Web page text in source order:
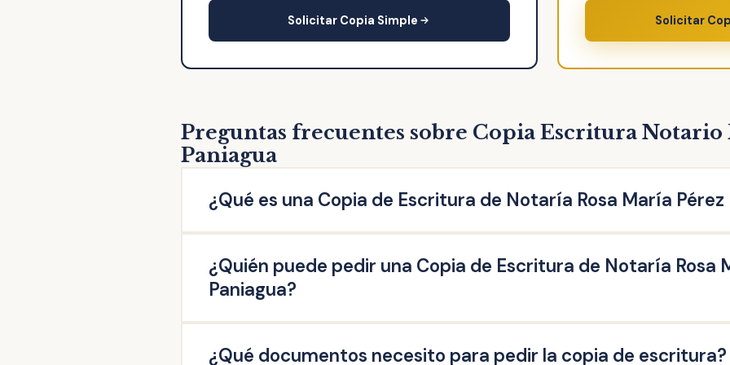
Solicitar Copia Simple Solicitar
Preguntas frecuentes sobre Copia Escritura Notario
Paniagua
¿Qué es una Copia de Escritura de Notaría Rosa María Pérez
escritura original otorgada ante el Notario. Puedes solicitar la copia de escritura de
firmado en esta Notaría: escritura de compraventa, de hipoteca, testamento,
¿Quién puede pedir una Copia de Escritura de Notaría Rosa
Paniagua?
misma, así como aquellas que acrediten un interés legítimo (ej: herederos del
¿Qué documentos necesito para pedir la copia de escritura?